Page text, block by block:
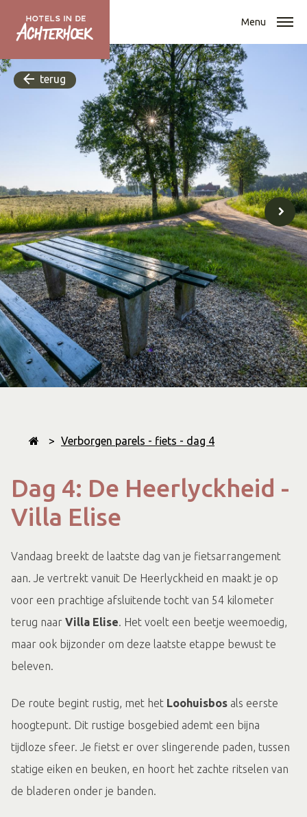
Menu
terug
> Verborgen parels - fiets - dag 4
Dag 4: De Heerlyckheid -
Villa Elise
Vandaag breekt de laatste dag van je fietsarrangement
aan. Je vertrekt vanuit De Heerlyckheid en maakt je op
voor een prachtige afsluitende tocht van 54 kilometer
terug naar Villa Elise. Het voelt een beetje weemoedig,
maar ook bijzonder om deze laatste etappe bewust te
beleven.
De route begint rustig, met het Loohuisbos als eerste
hoogtepunt. Dit rustige bosgebied ademt een bijna
tijdloze sfeer. Je fietst er over slingerende paden, tussen
statige eiken en beuken, en hoort het zachte ritselen van
de bladeren onder je banden.